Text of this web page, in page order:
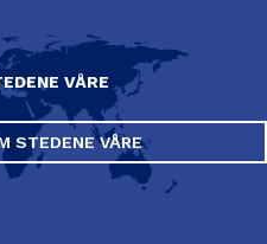
VÅRE
STEDENE VÅRE